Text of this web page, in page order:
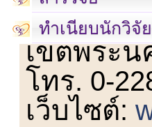
ทำเนียบนักวิจัย
เลขที่ 23
เขตพระน
โทร. 0-
เว็บไซต์: